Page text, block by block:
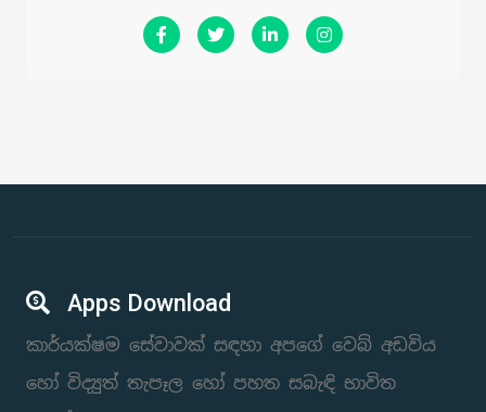
Apps Download
කාර්යක්ෂම සේවාවක් සඳහා අපගේ වෙබ් අඩවිය
හෝ විද්‍යුත් තැපෑල හෝ පහත සබැඳි භාවිත